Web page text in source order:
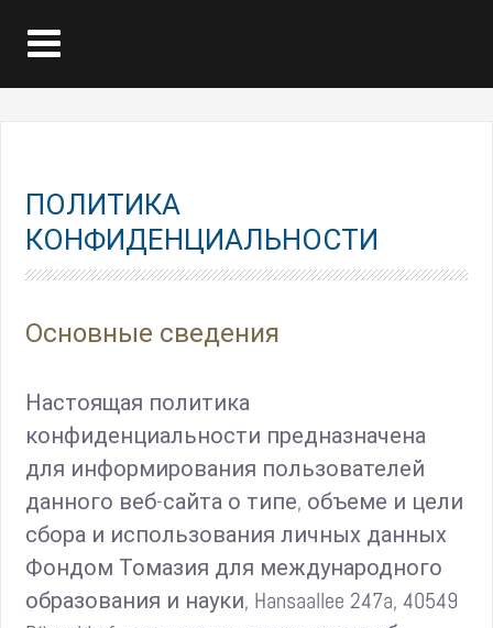
ПОЛИТИКА
КОНФИДЕНЦИАЛЬНОСТИ
Основные сведения
Настоящая политика
конфиденциальности предназначена
для информирования пользователей
данного веб-сайта о типе, объеме и цели
сбора и использования личных данных
Фондом Томазия для международного
образования и науки, Hansaallee 247a, 40549